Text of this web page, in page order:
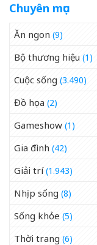
Chuyên mục
Ăn ngon (9)
Bộ thương hiệu (1)
Cuộc sống (3.490)
Đồ họa (2)
Gameshow (1)
Gia đình (42)
Giải trí(1.943)
Nhịp sống (8)
Sống khỏe (5)
Thời trang (6)